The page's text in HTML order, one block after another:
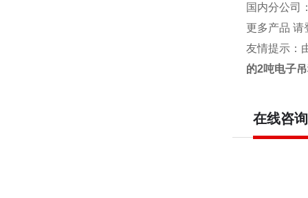
国内分公司
更多产品 请
友情提示：
的2吨电子
在线咨询